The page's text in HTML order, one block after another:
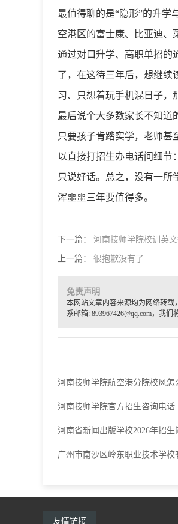
最值得聊的是“隐形”的升学
空港区的富士康、比亚迪、
通过对口升学、高职单招的
了，在这待三年后，想继续
习、只想着玩手机混日子
最后说个大多数家长不知道
只要孩子肯踏实学，老师甚
以直接打招生办电话问细节：
只说好话。总之，没有一所
浑噩噩三年要值得多。
下一篇： 河南技师学院校训英
上一篇： 很抱歉没有了
免责声明
本网站文章内容来源均为网络转
系邮箱: 893967426@qq.com，我们
河南技师学院航空港分院校风
河南技师学院官方招生咨询电话
河南省新闻出版学校2026年招生
广州市南沙区岭东职业技术学校
友情链接